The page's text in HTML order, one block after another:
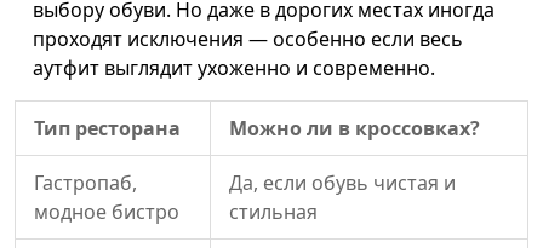
выбору обуви. Но даже в дорогих местах иногда
проходят исключения — особенно если весь
аутфит выглядит ухоженно и современно.
Тип ресторана Можно ли в кроссовках?
Гастропаб,
модное бистро
Да, если обувь чистая и
стильная